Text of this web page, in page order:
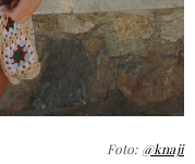
Foto:@knaji